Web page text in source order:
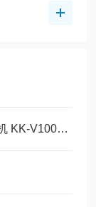
美萨科技--KURABO仓纺 真空搅拌脱泡机 KK-V1000W